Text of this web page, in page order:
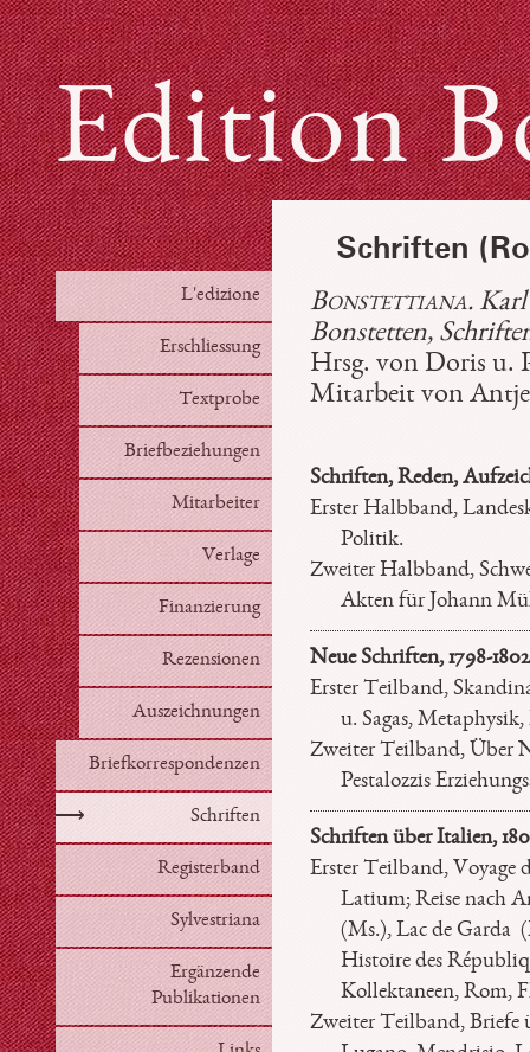
Edition
L'edizione
Erschliessung
Textprobe
Briefbeziehungen
Mitarbeiter
Verlage
Finanzierung
Rezensionen
Auszeichnungen
Briefkorrespondenzen
⟶ Schriften
Registerband
Sylvestriana
Ergänzende
Publikationen
Schriften
Bonstettiana.
Bonstetten,
Hrsg. von Doris u.
Mitarbeit von
Schriften, Reden,
Erster Halbband,
Politik.
Zweiter Halbband,
Akten für Johann
Neue Schriften, 1798-1802
Erster Teilband,
u. Sagas,
Zweiter Teilband, Über
Pestalozzis
Schriften über Italien,
Erster Teilband, Voyage
Latium; Reise nach
(Ms.), Lac de Garda
Histoire des
Kollektaneen, Rom,
Zweiter Teilband, Briefe